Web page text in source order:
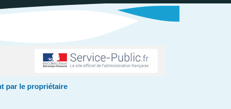
par le propriétaire